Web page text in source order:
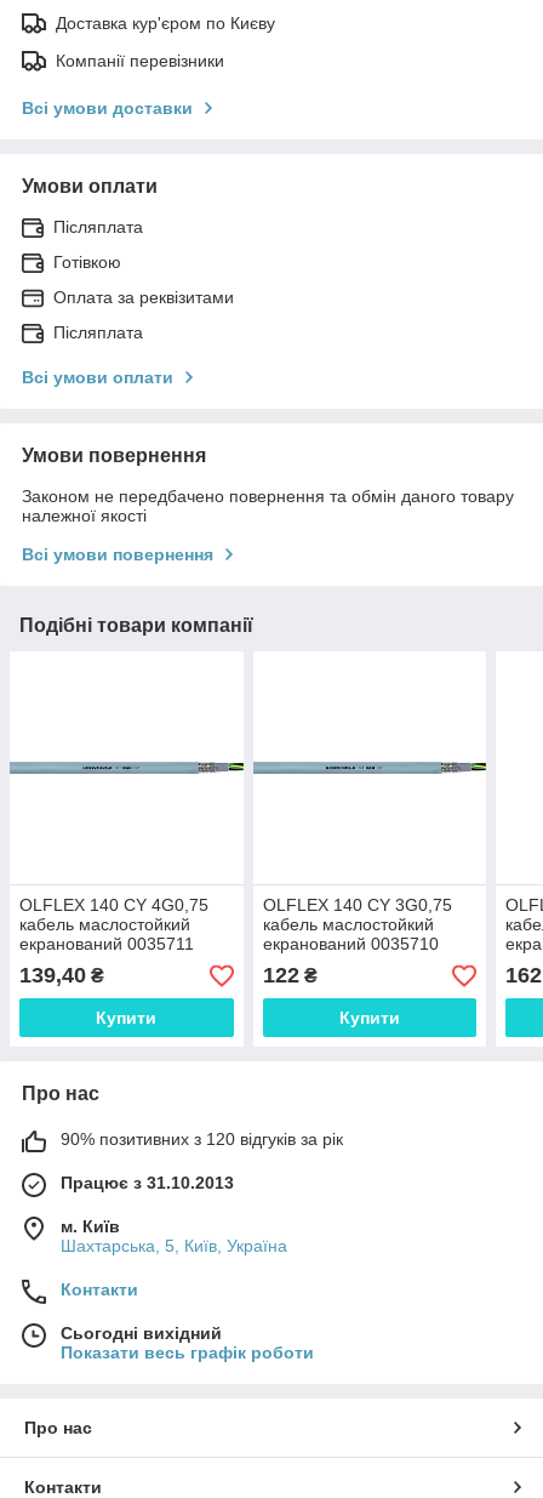
Доставка кур'єром по Києву
Компанії перевізники
Всі умови доставки
Умови оплати
Післяплата
Готівкою
Оплата за реквізитами
Післяплата
Всі умови оплати
Умови повернення
Законом не передбачено повернення та обмін даного товару
належної якості
Всі умови повернення
Подібні товари компанії
OLFLEX 140 CY 4G0,75
кабель маслостойкий
екранований 0035711
139,40 ₴
Купити
OLFLEX 140 CY 3G0,75
кабель маслостойкий
екранований 0035710
122₴
Купити
Про нас
90% позитивних з 120 відгуків за рік
Працює з 31.10.2013
м. Київ
Шахтарська, 5, Київ, Україна
Контакти
Сьогодні вихідний
Показати весь графік роботи
Про нас
Контакти